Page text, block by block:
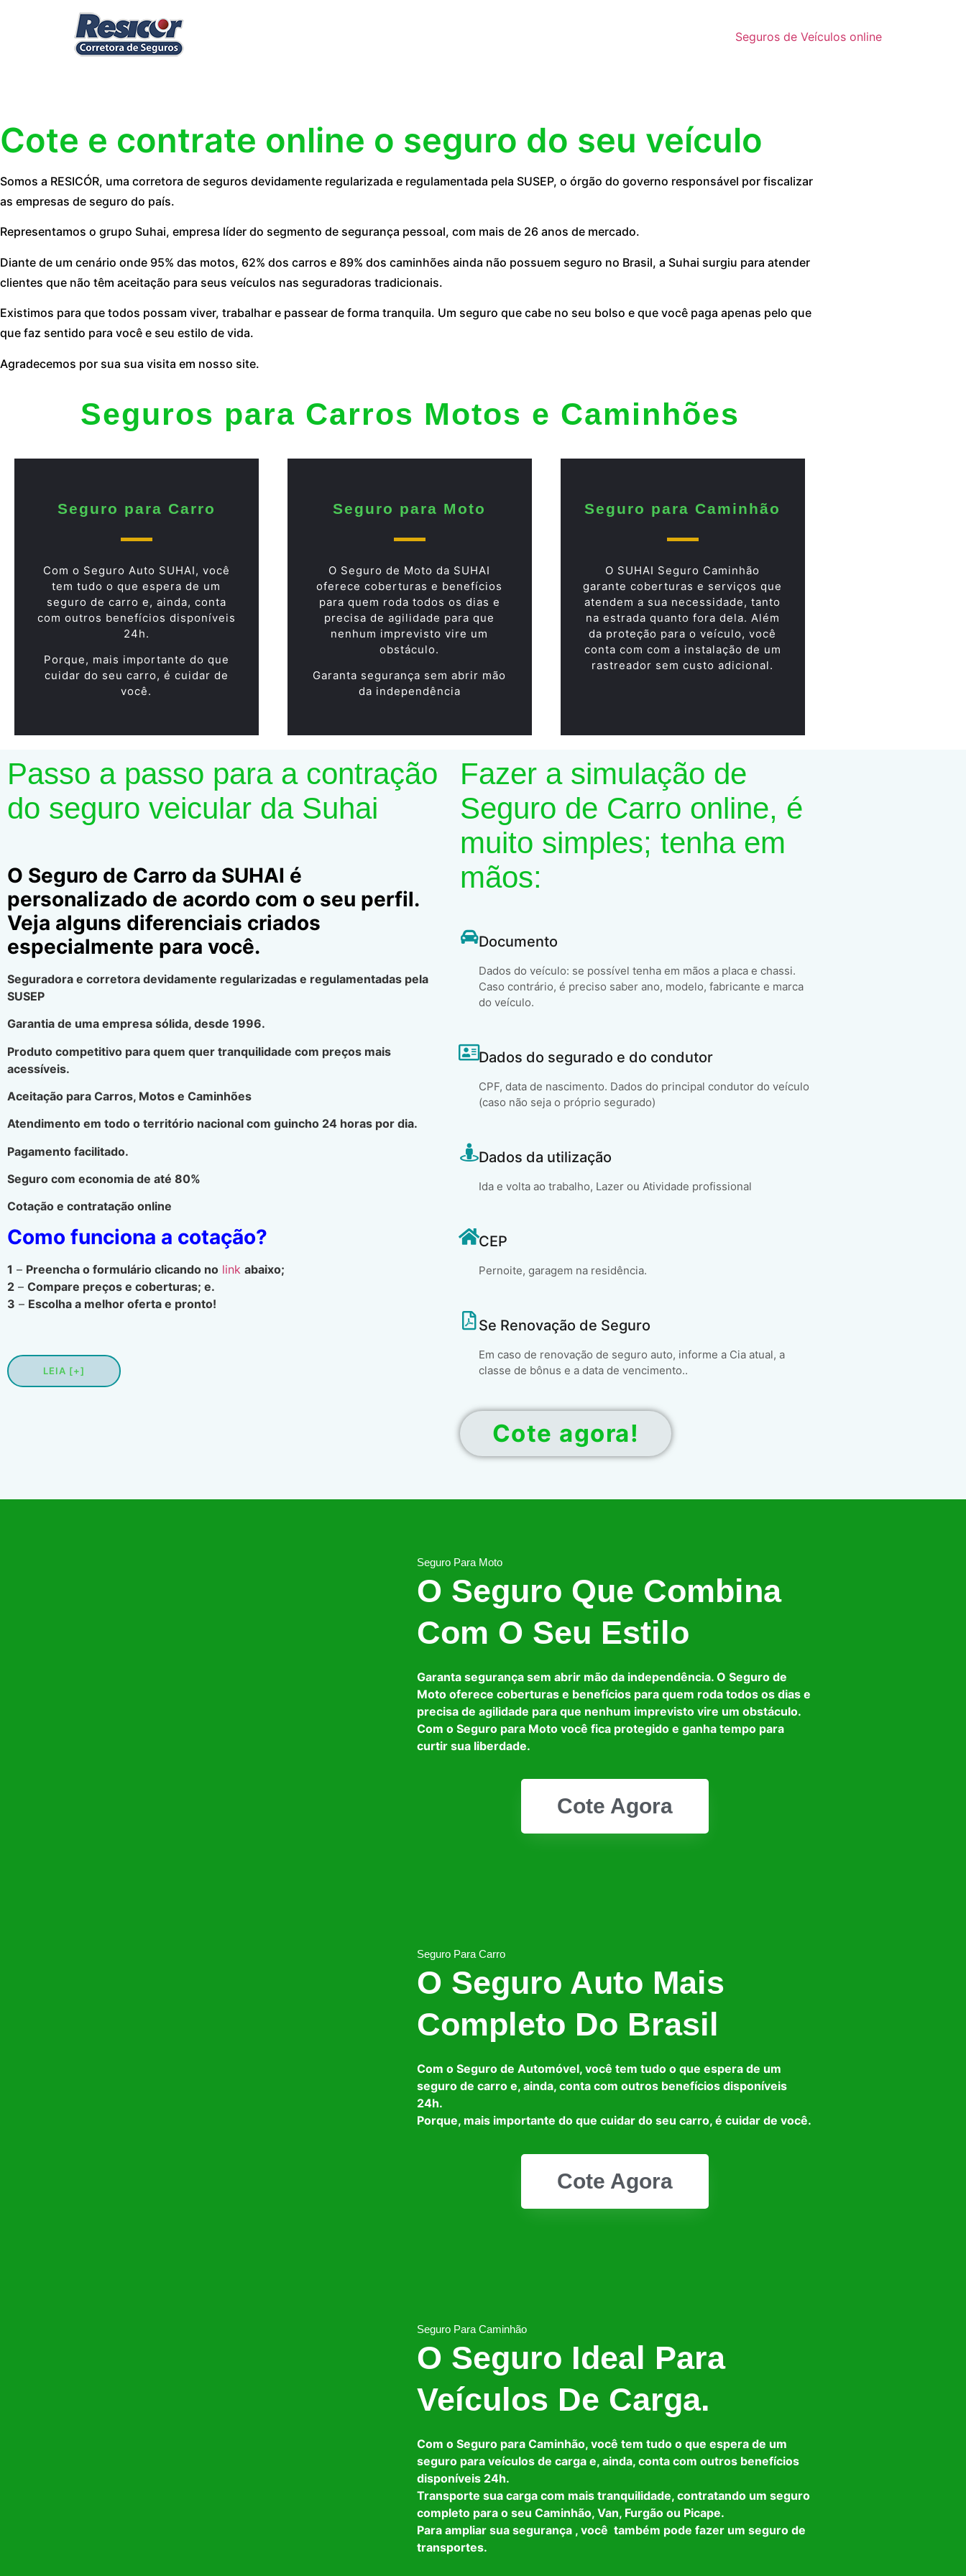
Seguros de Veículos online
Cote e contrate online o seguro do seu veículo
Somos a RESICÓR, uma corretora de seguros devidamente regularizada e regulamentada pela SUSEP, o órgão do governo responsável por fiscalizar
as empresas de seguro do país.
Representamos o grupo Suhai, empresa líder do segmento de segurança pessoal, com mais de 26 anos de mercado.
Diante de um cenário onde 95% das motos, 62% dos carros e 89% dos caminhões ainda não possuem seguro no Brasil, a Suhai surgiu para atender
clientes que não têm aceitação para seus veículos nas seguradoras tradicionais.
Existimos para que todos possam viver, trabalhar e passear de forma tranquila. Um seguro que cabe no seu bolso e que você paga apenas pelo que
que faz sentido para você e seu estilo de vida.
Agradecemos por sua sua visita em nosso site.
Seguros para Carros Motos e Caminhões
Seguro para Carro
Com o Seguro Auto SUHAI, você
tem tudo o que espera de um
seguro de carro e, ainda, conta
com outros benefícios disponíveis
24h.
Porque, mais importante do que
cuidar do seu carro, é cuidar de
você.
Seguro para Moto
O Seguro de Moto da SUHAI
oferece coberturas e benefícios
para quem roda todos os dias e
precisa de agilidade para que
nenhum imprevisto vire um
obstáculo.
Garanta segurança sem abrir mão
da independência
Seguro para Caminhão
O SUHAI Seguro Caminhão
garante coberturas e serviços que
atendem a sua necessidade, tanto
na estrada quanto fora dela. Além
da proteção para o veículo, você
conta com com a instalação de um
rastreador sem custo adicional.
Passo a passo para a contração
do seguro veicular da Suhai
O Seguro de Carro da SUHAI é
personalizado de acordo com o seu perfil.
Veja alguns diferenciais criados
especialmente para você.
Seguradora e corretora devidamente regularizadas e regulamentadas pela
SUSEP
Garantia de uma empresa sólida, desde 1996.
Produto competitivo para quem quer tranquilidade com preços mais
acessíveis.
Aceitação para Carros, Motos e Caminhões
Atendimento em todo o território nacional com guincho 24 horas por dia.
Pagamento facilitado.
Seguro com economia de até 80%
Cotação e contratação online
Como funciona a cotação?
1 – Preencha o formulário clicando no link abaixo;
2 – Compare preços e coberturas; e.
3 – Escolha a melhor oferta e pronto!
LEIA [+]
Fazer a simulação de
Seguro de Carro online, é
muito simples; tenha em
mãos:
Documento
Dados do veículo: se possível tenha em mãos a placa e chassi.
Caso contrário, é preciso saber ano, modelo, fabricante e marca
do veículo.
Dados do segurado e do condutor
CPF, data de nascimento. Dados do principal condutor do veículo
(caso não seja o próprio segurado)
Dados da utilização
Ida e volta ao trabalho, Lazer ou Atividade profissional
CEP
Pernoite, garagem na residência.
Se Renovação de Seguro
Em caso de renovação de seguro auto, informe a Cia atual, a
classe de bônus e a data de vencimento..
Cote agora!
Seguro Para Moto
O Seguro Que Combina
Com O Seu Estilo
Garanta segurança sem abrir mão da independência. O Seguro de
Moto oferece coberturas e benefícios para quem roda todos os dias e
precisa de agilidade para que nenhum imprevisto vire um obstáculo.
Com o Seguro para Moto você fica protegido e ganha tempo para
curtir sua liberdade.
Cote Agora
Seguro Para Carro
O Seguro Auto Mais
Completo Do Brasil
Com o Seguro de Automóvel, você tem tudo o que espera de um
seguro de carro e, ainda, conta com outros benefícios disponíveis
24h.
Porque, mais importante do que cuidar do seu carro, é cuidar de você.
Cote Agora
Seguro Para Caminhão
O Seguro Ideal Para
Veículos De Carga.
Com o Seguro para Caminhão, você tem tudo o que espera de um
seguro para veículos de carga e, ainda, conta com outros benefícios
disponíveis 24h.
Transporte sua carga com mais tranquilidade, contratando um seguro
completo para o seu Caminhão, Van, Furgão ou Picape.
Para ampliar sua segurança , você também pode fazer um seguro de
transportes.